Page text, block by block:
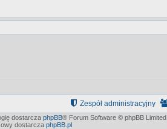
Zespół administracyjny
dostarcza phpBB® Forum Software © phpBB Limited
dostarcza phpBB.pl